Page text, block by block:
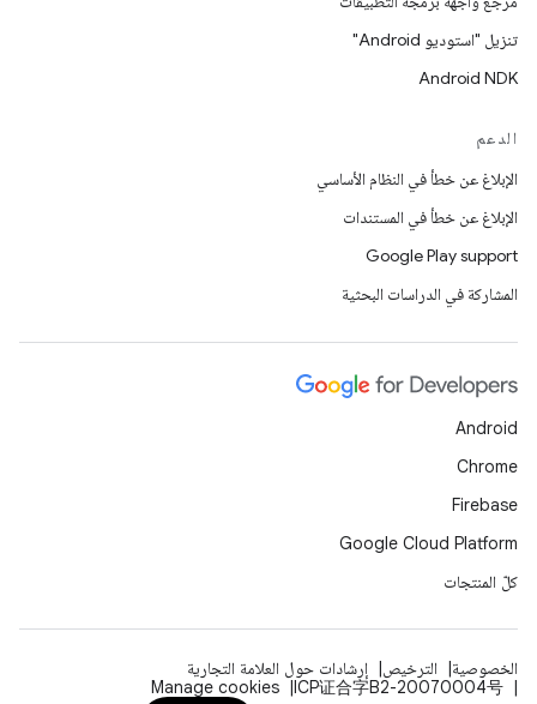
تنزيل "استوديو Android"
Android NDK
الدعم
الإبلاغ عن خطأ في النظام الأساسي
الإبلاغ عن خطأ في المستندات
Google Play support
المشاركة في الدراسات البحثية
Android
Chrome
Firebase
Google Cloud Platform
كلّ المنتجات
الخصوصية الترخيص
إرشادات حول العلامة التجارية
ICP证合字B2-20070004号
Manage cookies